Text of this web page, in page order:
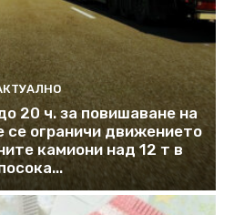
20 ч. за повишаване на
се ограничи движението
камиони над 12 т в